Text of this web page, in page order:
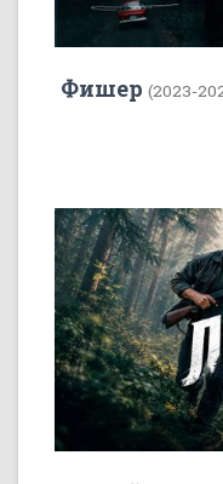
Фишер (2023-